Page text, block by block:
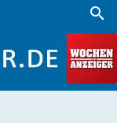
search